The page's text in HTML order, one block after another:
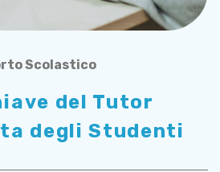
Scolastico
del Tutor
degli Studenti